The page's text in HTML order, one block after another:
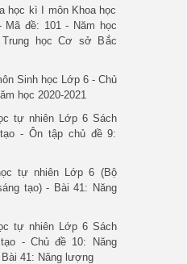
học kì I môn Khoa học
đề: 101 - Năm học
Trung học Cơ sở Bắc
Sinh học Lớp 6 - Chủ
học 2020-2021
tự nhiên Lớp 6 Sách
- Ôn tập chủ đề 9:
tự nhiên Lớp 6 (Bộ
tạo) - Bài 41: Năng
tự nhiên Lớp 6 Sách
- Chủ đề 10: Năng
41: Năng lượng